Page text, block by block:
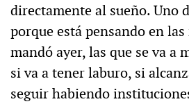
directamente al sueño. Uno
porque está pensando en las
mandó ayer, las que se va a
si va a tener laburo, si
seguir habiendo